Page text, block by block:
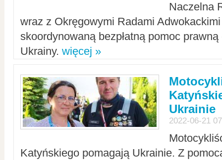
Naczelna
wraz z Okręgowymi Radami Adwokackimi
skoordynowaną bezpłatną pomoc
Ukrainy. więcej »
Ukrainie
2022-06-21
Katyńskiego pomagają Ukrainie. Z